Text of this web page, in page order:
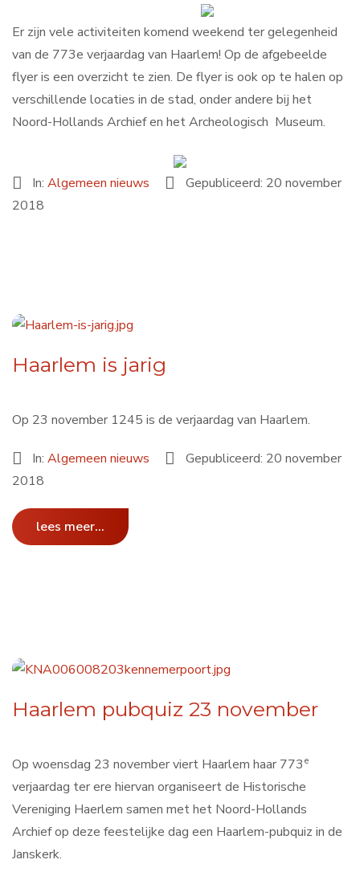
Er zijn vele activiteiten komend weekend ter gelegenheid
van de 773e verjaardag van Haarlem! Op de afgebeelde
flyer is een overzicht te zien. De flyer is ook op te halen op
verschillende locaties in de stad, onder andere bij het
Noord-Hollands Archief en het Archeologisch Museum.
In:Algemeen nieuws
Gepubliceerd: 20 november
2018
Haarlem is jarig
Op 23 november 1245 is de verjaardag van Haarlem.
In:Algemeen nieuws
Gepubliceerd: 20 november
2018
lees meer...
Haarlem pubquiz 23 november
Op woensdag 23 november viert Haarlem haar 773e
verjaardag ter ere hiervan organiseert de Historische
Vereniging Haerlem samen met het Noord-Hollands
Archief op deze feestelijke dag een Haarlem-pubquiz in de
Janskerk.